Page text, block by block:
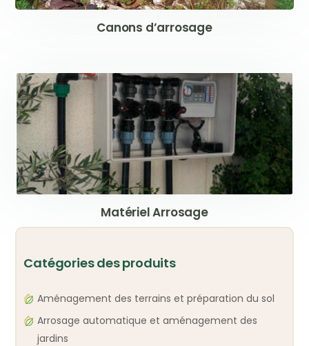
Canons d’arrosage
Matériel Arrosage
Catégories des produits
Aménagement des terrains et préparation du sol
Arrosage automatique et aménagement des
jardins